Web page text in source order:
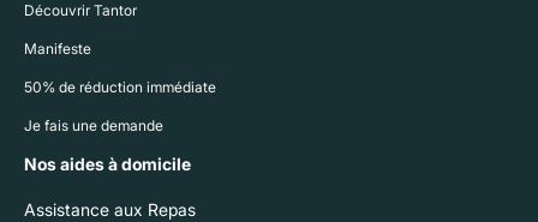
Découvrir Tantor
Manifeste
50% de réduction immédiate
Je fais une demande
Nos aides à domicile
Assistance aux Repas